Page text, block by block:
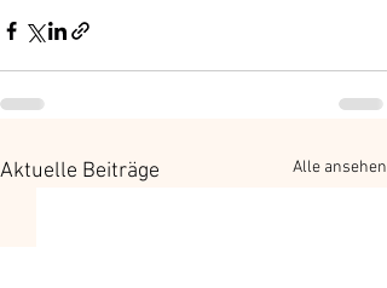
Aktuelle Beiträge Alle ansehen